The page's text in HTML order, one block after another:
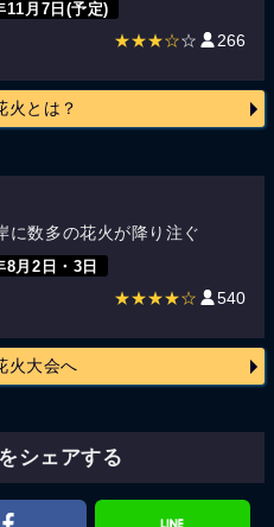
11月7日(予定)
★★★☆☆ 266
火とは？
に数多の花火が降り注ぐ
8月2日・3日
★★★★☆ 540
火大会へ
シェアする